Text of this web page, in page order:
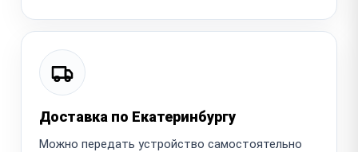
Доставка по Екатеринбургу
Можно передать устройство самостоятельно